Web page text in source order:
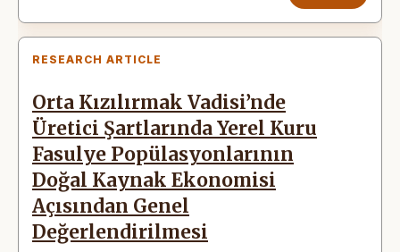
RESEARCH ARTICLE
Orta Kızılırmak Vadisi’nde
Üretici Şartlarında Yerel Kuru
Fasulye Popülasyonlarının
Doğal Kaynak Ekonomisi
Açısından Genel
Değerlendirilmesi